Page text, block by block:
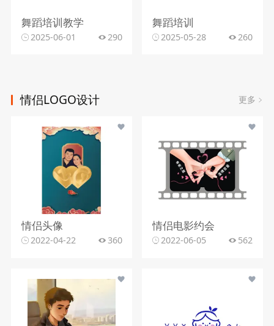
舞蹈培训教学
2025-06-01 290
舞蹈培训
2025-05-28 260
情侣LOGO设计 更多
情侣头像
2022-04-22 360
情侣电影约会
2022-06-05 562